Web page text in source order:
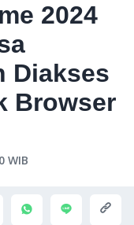
2024
Diakses
Browser
WIB